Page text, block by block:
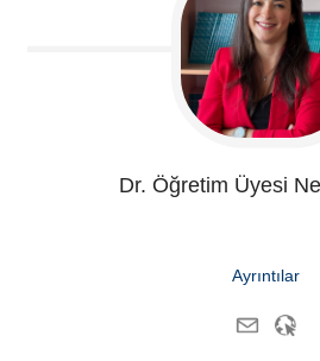
Dr. Öğretim Üyesi
Ayrıntılar